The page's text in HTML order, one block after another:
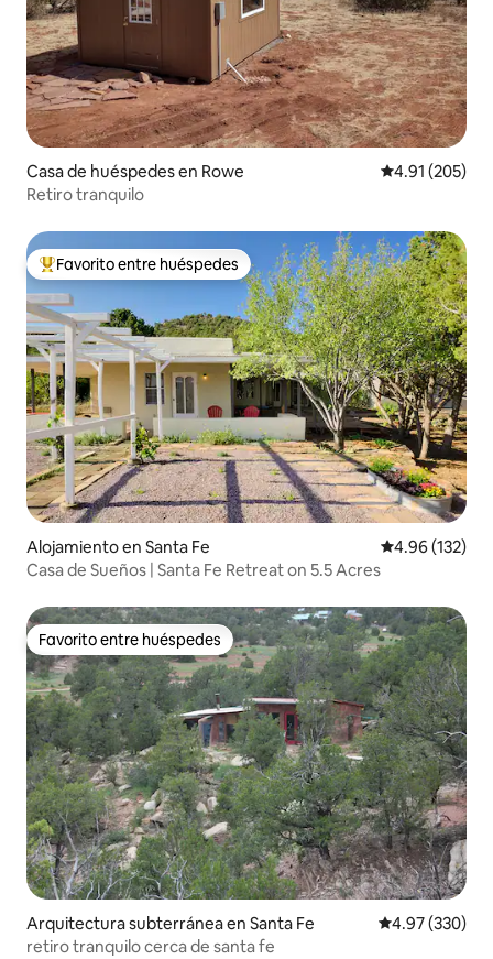
Casa de huéspedes en Rowe Calificación
4.91 (205)
Retiro tranquilo
Favorito entre huéspedes preferido
Favorito entre huéspedes
Alojamiento en Santa Fe Calificación
4.96 (132)
Casa de Sueños | Santa Fe Retreat on 5.5 Acres
Favorito entre huéspedes
Favorito entre huéspedes
Arquitectura subterránea en Santa Fe Calificación
4.97 (330)
retiro tranquilo cerca de santa fe